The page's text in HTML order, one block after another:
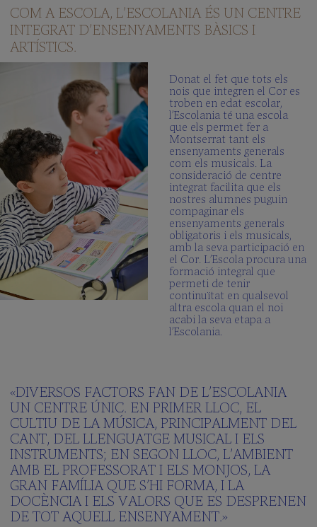
COM A ESCOLA, L’ESCOLANIA ÉS UN CENTRE
INTEGRAT D’ENSENYAMENTS BÀSICS I
ARTÍSTICS.
Donat el fet que tots els
nois que integren el Cor es
troben en edat escolar,
l’Escolania té una escola
que els permet fer a
Montserrat tant els
ensenyaments generals
com els musicals. La
consideració de centre
integrat facilita que els
nostres alumnes puguin
compaginar els
ensenyaments generals
obligatoris i els musicals,
amb la seva participació en
el Cor. L’Escola procura una
formació integral que
permeti de tenir
continuïtat en qualsevol
altra escola quan el noi
acabi la seva etapa a
l’Escolania.
«DIVERSOS FACTORS FAN DE L’ESCOLANIA
UN CENTRE ÚNIC. EN PRIMER LLOC, EL
CULTIU DE LA MÚSICA, PRINCIPALMENT DEL
CANT, DEL LLENGUATGE MUSICAL I ELS
INSTRUMENTS; EN SEGON LLOC, L’AMBIENT
AMB EL PROFESSORAT I ELS MONJOS, LA
GRAN FAMÍLIA QUE S’HI FORMA, I LA
DOCÈNCIA I ELS VALORS QUE ES DESPRENEN
DE TOT AQUELL ENSENYAMENT.»